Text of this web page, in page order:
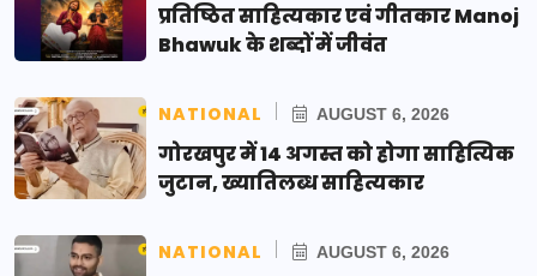
प्रतिष्ठित साहित्यकार एवं गीतकार Manoj
Bhawuk के शब्दों में जीवंत
NATIONAL AUGUST 6, 2026
गोरखपुर में 14 अगस्त को होगा साहित्यिक
जुटान, ख्यातिलब्ध साहित्यकार
NATIONAL AUGUST 6, 2026